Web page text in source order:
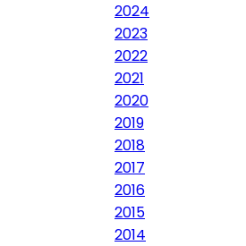
2024
2023
2022
2021
2020
2019
2018
2017
2016
2015
2014